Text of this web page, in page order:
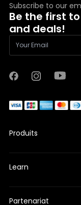
Subscribe to our
Be the first
and deals!
FacebookInstagram
Produits
X1 PRO&PROMAX
Accessoires pour X1
Accessoires pour X1 PRO
Learn
Partenariat